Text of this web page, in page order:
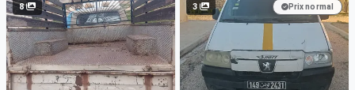
8 3 Prix normal